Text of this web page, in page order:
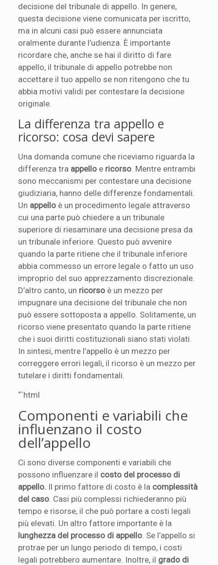
decisione del tribunale di appello. In genere,
questa decisione viene comunicata per iscritto,
ma in alcuni casi può essere annunciata
oralmente durante l’udienza. È importante
ricordare che, anche se hai il diritto di fare
appello, il tribunale di appello potrebbe non
accettare il tuo appello se non ritengono che tu
abbia motivi validi per contestare la decisione
originale.
La differenza tra appello e
ricorso: cosa devi sapere
Una domanda comune che riceviamo riguarda la
differenza tra appello e ricorso . Mentre entrambi
sono meccanismi per contestare una decisione
giudiziaria, hanno delle differenze fondamentali.
Un appello è un procedimento legale attraverso
cui una parte può chiedere a un tribunale
superiore di riesaminare una decisione presa da
un tribunale inferiore. Questo può avvenire
quando la parte ritiene che il tribunale inferiore
abbia commesso un errore legale o fatto un uso
improprio del suo apprezzamento discrezionale.
D’altro canto, un ricorso è un mezzo per
impugnare una decisione del tribunale che non
può essere sottoposta a appello. Solitamente, un
ricorso viene presentato quando la parte ritiene
che i suoi diritti costituzionali siano stati violati.
In sintesi, mentre l’appello è un mezzo per
correggere errori legali, il ricorso è un mezzo per
tutelare i diritti fondamentali.
“`html
Componenti e variabili che
influenzano il costo
dell’appello
Ci sono diverse componenti e variabili che
possono influenzare il costo del processo di
appello. Il primo fattore di costo è la complessità
del caso . Casi più complessi richiederanno più
tempo e risorse, il che può portare a costi legali
più elevati. Un altro fattore importante è la
lunghezza del processo di appello . Se l’appello si
protrae per un lungo periodo di tempo, i costi
legali potrebbero aumentare. Inoltre, il grado di